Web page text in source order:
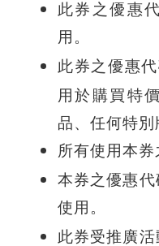
此券之優惠
用。
此券之優惠
用於購買特
品、任何特別
所有使用本券
本券之優惠
使用。
此券受推廣